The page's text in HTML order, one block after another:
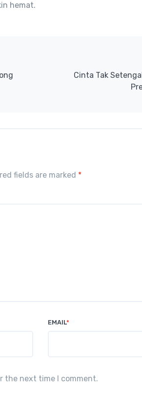
hemat.
Cinta Tak
fields are marked *
EMAIL*
the next time I comment.